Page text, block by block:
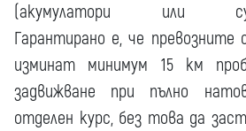
(акумулатори или
Гарантирано е, че
изминат минимум 15 км
задвижване при пълно
отделен курс, без това да